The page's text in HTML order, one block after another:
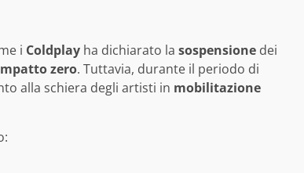
i Coldplay ha dichiarato la sospensione dei
zero. Tuttavia, durante il periodo di
alla schiera degli artisti in mobilitazione